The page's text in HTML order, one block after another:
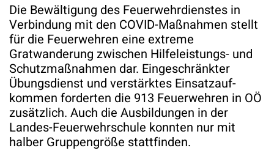
Die Bewältigung des Feuerwehrdienstes in
Verbindung mit den COVID-Maßnahmen stellt
für die Feuerwehren eine extreme
Gratwanderung zwischen Hilfeleistungs- und
Schutzmaßnahmen dar. Eingeschränkter
Übungsdienst und verstärktes Einsatzauf-
kommen forderten die 913 Feuerwehren in OÖ
zusätzlich. Auch die Ausbildungen in der
Landes-Feuerwehrschule konnten nur mit
halber Gruppengröße stattfinden.